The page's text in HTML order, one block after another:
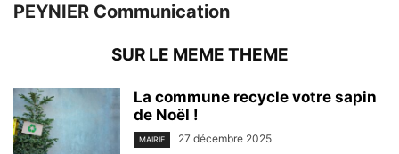
PEYNIER Communication
SUR LE MEME THEME
La commune recycle votre sapin
de Noël !
MAIRIE 27 décembre 2025